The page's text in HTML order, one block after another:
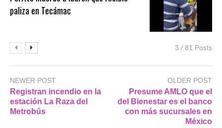
paliza en Tecámac
3 / 81 Posts
NEWER POST
Registran incendio en la
estación La Raza del
Metrobús
OLDER POST
Presume AMLO que el
del Bienestar es el banco
con más sucursales en
México